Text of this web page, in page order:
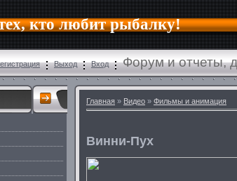
кто любит рыбалку!
Выход Вход Форум и отчеты,
Главная » Видео » Фильмы и анимация
Винни-Пух